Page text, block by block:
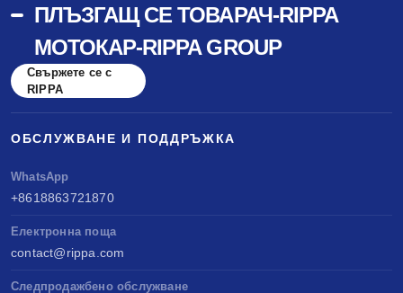
ПЛЪЗГАЩ СЕ ТОВАРАЧ-RIPPA
МОТОКАР-RIPPA GROUP
Свържете се с
RIPPA
ОБСЛУЖВАНЕ И ПОДДРЪЖКА
WhatsApp
+8618863721870
Електронна поща
contact@rippa.com
Следпродажбено обслужване